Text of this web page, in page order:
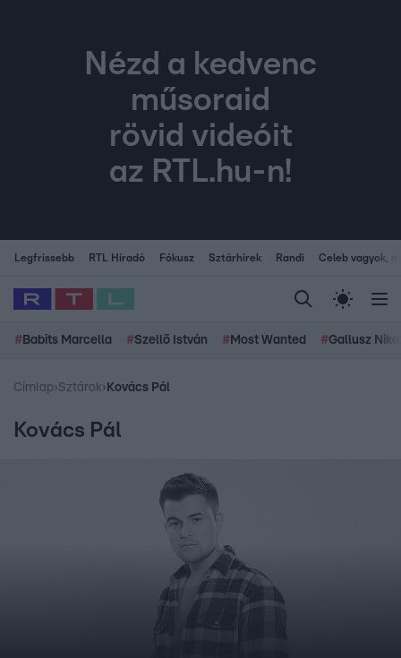
Nézd a kedvenc
műsoraid
rövid videóit
az RTL.hu-n!
Legfrissebb RTL Híradó Fókusz Sztárhírek Randi Celeb vagyok,
# Babits Marcella #Szellő István # Most Wanted #Gallusz
Címlap›Sztárok› Kovács Pál
Kovács Pál